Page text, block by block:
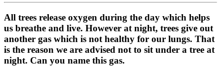
All trees release oxygen during the day which helps
us breathe and live. However at night, trees give out
another gas which is not healthy for our lungs. That
is the reason we are advised not to sit under a tree at
night. Can you name this gas.